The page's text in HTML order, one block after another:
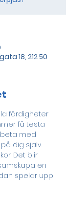
18, 212 50
färdigheter
få testa
med
dig själv.
Det blir
en
spelar upp